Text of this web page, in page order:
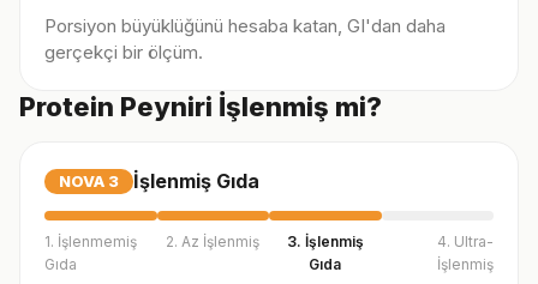
Porsiyon büyüklüğünü hesaba katan, GI'dan daha
gerçekçi bir ölçüm.
Protein Peyniri İşlenmiş mi?
NOVA 3 İşlenmiş Gıda
1. İşlenmemiş
Gıda
2. Az İşlenmiş
3. İşlenmiş
Gıda
4. Ultra-
İşlenmiş